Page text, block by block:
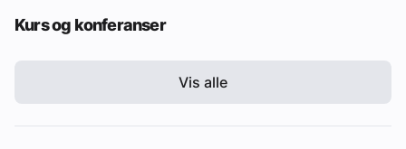
Kurs og konferanser
Vis alle